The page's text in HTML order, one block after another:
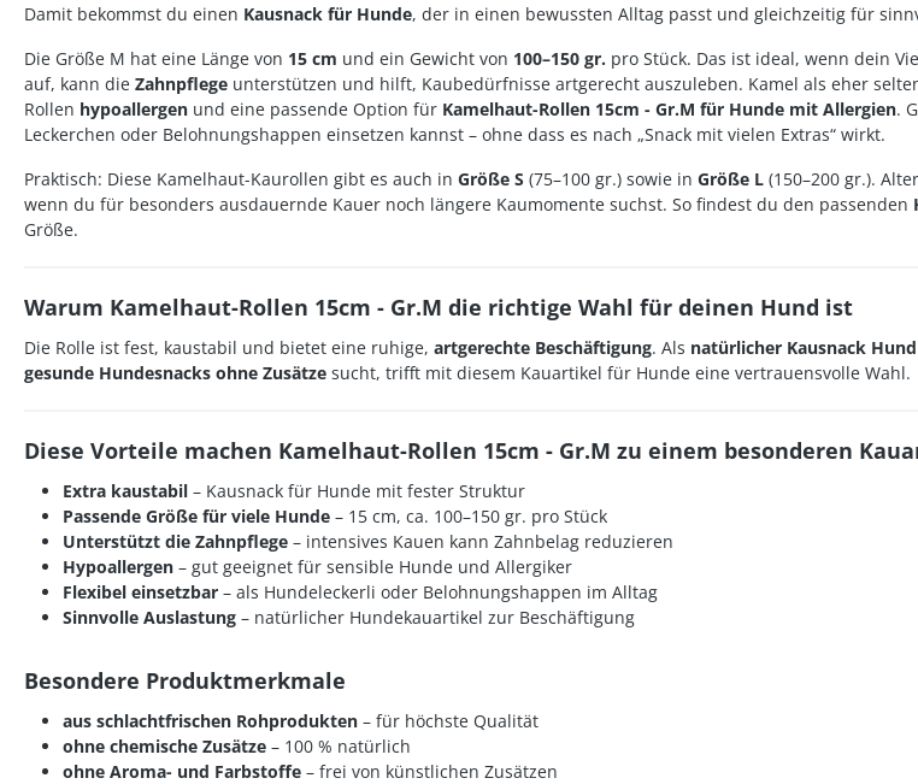
Damit bekommst du einen Kausnack für Hunde, der in einen bewussten Alltag passt und gleichzeitig für
Die Größe M hat eine Länge von 15 cm und ein Gewicht von 100–150 gr. pro Stück. Das ist ideal, wenn dein
auf, kann die Zahnpflege unterstützen und hilft, Kaubedürfnisse artgerecht auszuleben. Kamel als eher
Rollen hypoallergen und eine passende Option für Kamelhaut-Rollen 15cm - Gr.M für Hunde mit Allergien.
Leckerchen oder Belohnungshappen einsetzen kannst – ohne dass es nach „Snack mit vielen Extras“ wirkt.
Praktisch: Diese Kamelhaut-Kaurollen gibt es auch in Größe S (75–100 gr.) sowie in Größe L (150–200 gr.).
wenn du für besonders ausdauernde Kauer noch längere Kaumomente suchst. So findest du den passenden
Größe.
Warum Kamelhaut-Rollen 15cm - Gr.M die richtige Wahl für deinen Hund ist
Die Rolle ist fest, kaustabil und bietet eine ruhige, artgerechte Beschäftigung. Als natürlicher Kausnack Hund
gesunde Hundesnacks ohne Zusätze sucht, trifft mit diesem Kauartikel für Hunde eine vertrauensvolle Wahl.
Diese Vorteile machen Kamelhaut-Rollen 15cm - Gr.M zu einem besonderen
Extra kaustabil – Kausnack für Hunde mit fester Struktur
Passende Größe für viele Hunde – 15 cm, ca. 100–150 gr. pro Stück
Unterstützt die Zahnpflege – intensives Kauen kann Zahnbelag reduzieren
Hypoallergen – gut geeignet für sensible Hunde und Allergiker
Flexibel einsetzbar – als Hundeleckerli oder Belohnungshappen im Alltag
Sinnvolle Auslastung – natürlicher Hundekauartikel zur Beschäftigung
Besondere Produktmerkmale
aus schlachtfrischen Rohprodukten – für höchste Qualität
ohne chemische Zusätze – 100 % natürlich
ohne Aroma- und Farbstoffe – frei von künstlichen Zusätzen